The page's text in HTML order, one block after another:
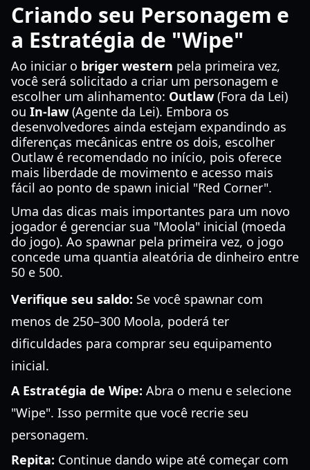
Criando seu Personagem e
a Estratégia de "Wipe"
Ao iniciar o briger western pela primeira vez,
você será solicitado a criar um personagem e
escolher um alinhamento: Outlaw (Fora da Lei)
ou In-law (Agente da Lei). Embora os
desenvolvedores ainda estejam expandindo as
diferenças mecânicas entre os dois, escolher
Outlaw é recomendado no início, pois oferece
mais liberdade de movimento e acesso mais
fácil ao ponto de spawn inicial "Red Corner".
Uma das dicas mais importantes para um novo
jogador é gerenciar sua "Moola" inicial (moeda
do jogo). Ao spawnar pela primeira vez, o jogo
concede uma quantia aleatória de dinheiro entre
50 e 500.
Verifique seu saldo: Se você spawnar com
menos de 250–300 Moola, poderá ter
dificuldades para comprar seu equipamento
inicial.
A Estratégia de Wipe: Abra o menu e selecione
"Wipe". Isso permite que você recrie seu
personagem.
Repita: Continue dando wipe até começar com